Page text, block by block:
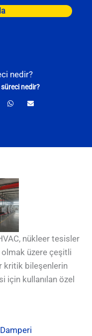
nedir?
nedir?
nükleer tesisler
üzere çeşitli
kritik bileşenlerin
için kullanılan özel